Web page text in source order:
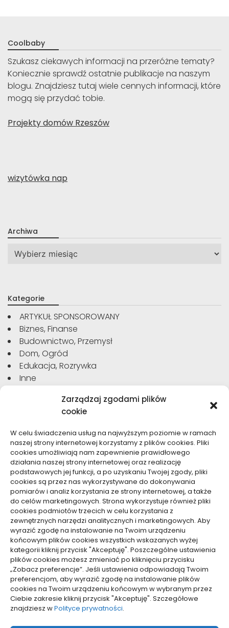
Zarządzaj zgodami plików
cookie
W celu świadczenia usług na najwyższym poziomie w ramach
naszej strony internetowej korzystamy z plików cookies. Pliki
cookies umożliwiają nam zapewnienie prawidłowego
działania naszej strony internetowej oraz realizację
podstawowych jej funkcji, a po uzyskaniu Twojej zgody, pliki
cookies są przez nas wykorzystywane do dokonywania
pomiarów i analiz korzystania ze strony internetowej, a także
do celów marketingowych. Strona wykorzystuje również pliki
cookies podmiotów trzecich w celu korzystania z
zewnętrznych narzędzi analitycznych i marketingowych. Aby
wyrazić zgodę na instalowanie na Twoim urządzeniu
końcowym plików cookies wszystkich wskazanych wyżej
kategorii kliknij przycisk "Akceptuję". Poszczególne ustawienia
plików cookies możesz zmieniać po kliknięciu przycisku
„Zobacz preferencje”. Jeśli ustawienia odpowiadają Twoim
preferencjom, aby wyrazić zgodę na instalowanie plików
cookies na Twoim urządzeniu końcowym w wybranym przez
Ciebie zakresie kliknij przycisk "Akceptuję". Szczegółowe
znajdziesz wPolityce prywatności.
Coolbaby
Szukasz ciekawych informacji na przeróżne tematy?
Koniecznie sprawdź ostatnie publikacje na naszym
blogu. Znajdziesz tutaj wiele cennych informacji, które
mogą się przydać tobie.
Projekty domów Rzeszów
wizytówka nap
Archiwa
Archiwa
Kategorie
ARTYKUŁ SPONSOROWANY
Biznes, Finanse
Budownictwo, Przemysł
Dom, Ogród
Edukacja, Rozrywka
Inne
Motoryzacja, Transport
Sport, Turystyka
Technologie
Usługi
Zdrowie, Medycyna
Dolącz do nas
Lubisz pisać teksty i chciałbyś się podzielić swoją
wiedzą z innymi? Dołącz do nas już teraz. Podziel się
swoją wiedzą z innymi.
Polityka plików cookies (EU)
Polityka prywatności